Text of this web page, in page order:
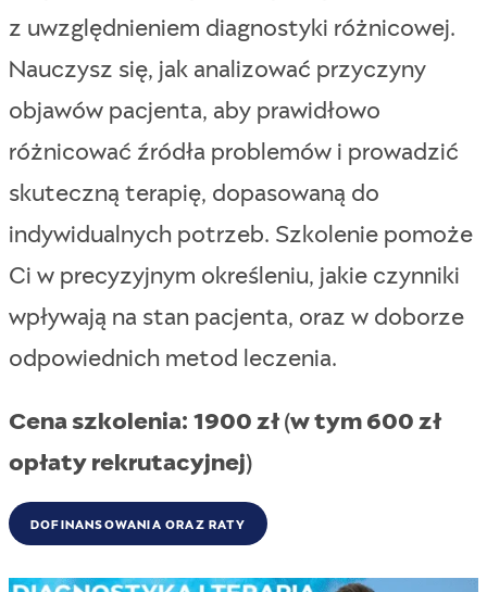
z uwzględnieniem diagnostyki różnicowej.
Nauczysz się, jak analizować przyczyny
objawów pacjenta, aby prawidłowo
różnicować źródła problemów i prowadzić
skuteczną terapię, dopasowaną do
indywidualnych potrzeb. Szkolenie pomoże
Ci w precyzyjnym określeniu, jakie czynniki
wpływają na stan pacjenta, oraz w doborze
odpowiednich metod leczenia.
Cena szkolenia: 1900 zł (w tym 600 zł
opłaty rekrutacyjnej)
DOFINANSOWANIA ORAZ RATY